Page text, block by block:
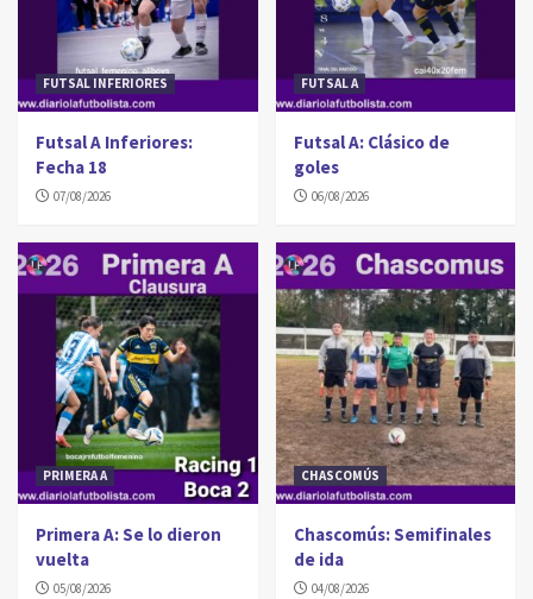
FUTSAL INFERIORES
Futsal A Inferiores:
Fecha 18
07/08/2026
FUTSAL A
Futsal A: Clásico de
goles
06/08/2026
PRIMERA A
Primera A: Se lo dieron
vuelta
05/08/2026
CHASCOMÚS
Chascomús: Semifinales
de ida
04/08/2026